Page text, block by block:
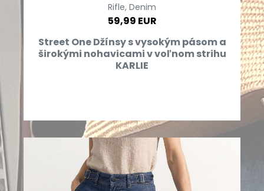
Rifle, Denim
59,99 EUR
Street One Džínsy s vysokým pásom a
širokými nohavicami v voľnom strihu
KARLIE